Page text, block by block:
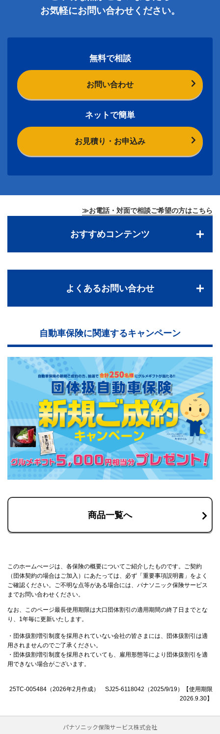
無料で相談
お問い合わせ
ネットで簡単
お見積り・お申込み
お気軽にお問い合わせください。
≫お電話・対面で相談ご希望の方はこちら
おすすめコンテンツ
よくあるお問い合わせ
自動車保険に関連するキャンペーン
商品一覧へ
このホームぺージは、各保険の概要についてご紹介したものです。ご契約
（団体契約の場合はご加入）にあたっては、必ず「重要事項説明書」をよく
ご確認ください。ご不明な点等がある場合には、パナソニック保険サービス
までお問い合わせください。
なお、このページ最長使用期限は大口団体割引の適用期間の終了日までとな
り、1年毎に更新いたします。
・団体扱割増引制度を採用されていない会社の皆さまには、団体扱割引は適
用されませんのでご了承ください。
・団体扱割増引制度を採用されていても、雇用形態等により団体扱割引を適
用できない場合がございます。
25TC-005484（2026年2月作成） SJ25-6118042（2025/9/19）【使用期限
2026.9.30】
パナソニック保険サービス株式会社